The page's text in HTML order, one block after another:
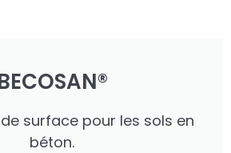
surface pour les sols en
béton.